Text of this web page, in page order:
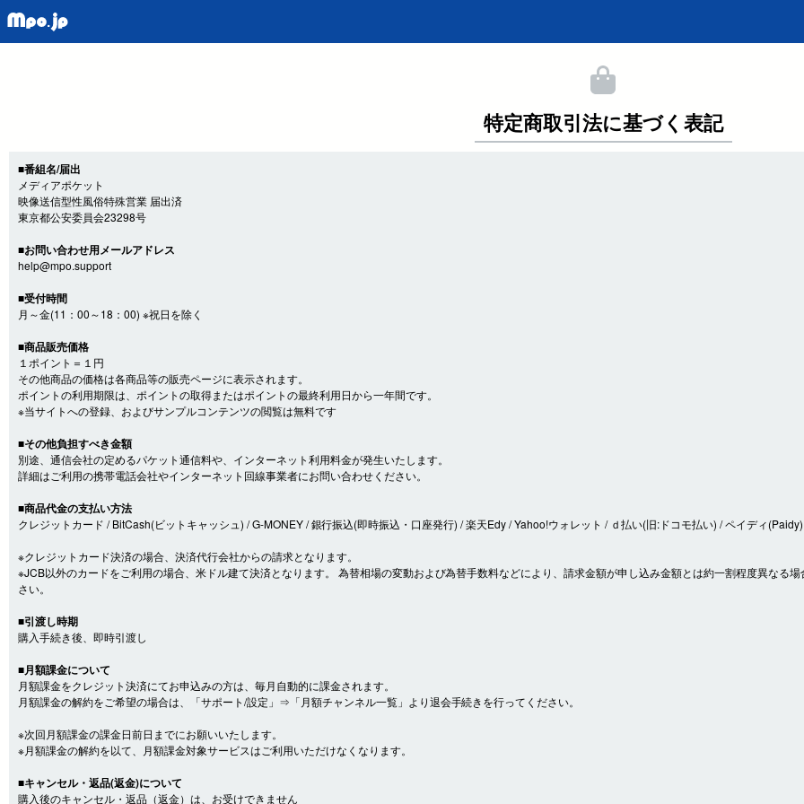
特定商取引法に基づく表記
■番組名/届出
メディアポケット
映像送信型性風俗特殊営業 届出済
東京都公安委員会23298号
■お問い合わせ用メールアドレス
help@mpo.support
■受付時間
月～金(11：00～18：00) ※祝日を除く
■商品販売価格
１ポイント＝１円
その他商品の価格は各商品等の販売ページに表示されます。
ポイントの利用期限は、ポイントの取得またはポイントの最終利用日から一年間です。
※当サイトへの登録、およびサンプルコンテンツの閲覧は無料です
■その他負担すべき金額
別途、通信会社の定めるパケット通信料や、インターネット利用料金が発生いたします。
詳細はご利用の携帯電話会社やインターネット回線事業者にお問い合わせください。
■商品代金の支払い方法
クレジットカード / BitCash(ビットキャッシュ) / G-MONEY / 銀行振込(即時振込・口座発行) / 楽天Edy / Yahoo!ウォレット / ｄ払い(旧:ドコモ払い) / ペイディ(Paidy)
※クレジットカード決済の場合、決済代行会社からの請求となります。
※JCB以外のカードをご利用の場合、米ドル建て決済となります。 為替相場の変動および為替手数料などにより、請求金額が申し込み金額とは約一割程度異なる
さい。
■引渡し時期
購入手続き後、即時引渡し
■月額課金について
月額課金をクレジット決済にてお申込みの方は、毎月自動的に課金されます。
月額課金の解約をご希望の場合は、「サポート/設定」⇒「月額チャンネル一覧」より退会手続きを行ってください。
※次回月額課金の課金日前日までにお願いいたします。
※月額課金の解約を以て、月額課金対象サービスはご利用いただけなくなります。
■キャンセル・返品(返金)について
購入後のキャンセル・返品（返金）は、お受けできません